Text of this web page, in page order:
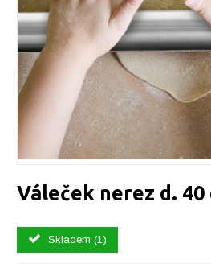
Váleček nerez d. 40
Skladem (1)